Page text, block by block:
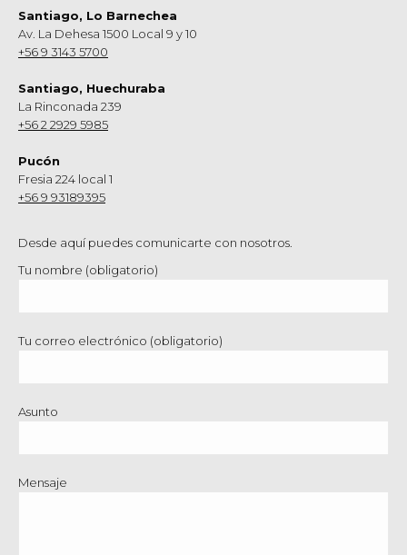
Santiago, Lo Barnechea
Av. La Dehesa 1500 Local 9 y 10
+56 9 3143 5700
Santiago, Huechuraba
La Rinconada 239
+56 2 2929 5985
Pucón
Fresia 224 local 1
+56 9 93189395
Desde aquí puedes comunicarte con nosotros.
Tu nombre (obligatorio)
Tu correo electrónico (obligatorio)
Asunto
Mensaje